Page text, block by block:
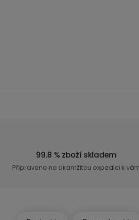
99.8 % zboží skladem
Připraveno na okamžitou expedici k